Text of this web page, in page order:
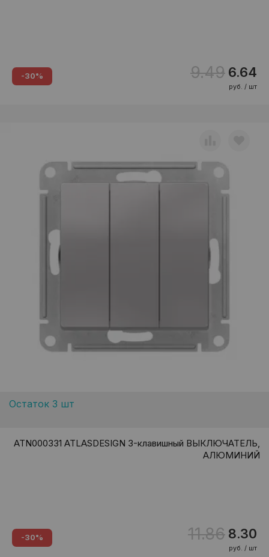
-30% 9.49 6.64
руб. / шт
Остаток 3 шт
ATN000331 ATLASDESIGN 3-клавишный ВЫКЛЮЧАТЕЛЬ,
АЛЮМИНИЙ
-30% 11.86 8.30
руб. / шт